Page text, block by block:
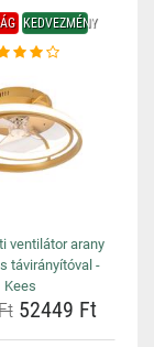
KEDVEZMÉNY
ventilátor arany
távirányítóval -
Kees
52449 Ft